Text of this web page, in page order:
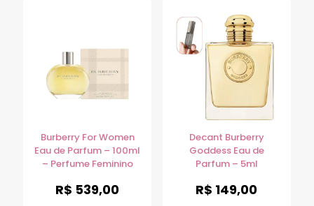
Burberry For Women
Eau de Parfum – 100ml
– Perfume Feminino
R$ 539,00
Decant Burberry
Goddess Eau de
Parfum – 5ml
R$ 149,00